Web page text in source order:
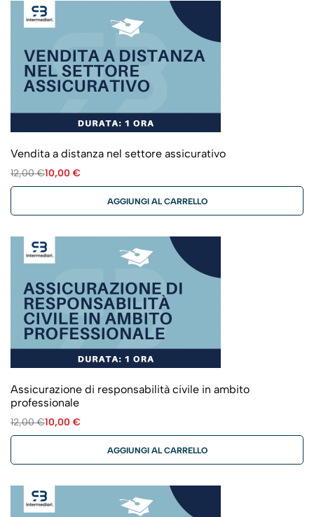
Vendita a distanza nel settore assicurativo
12,00€10,00 €
AGGIUNGI AL CARRELLO
Assicurazione di responsabilità civile in ambito
professionale
12,00€10,00 €
AGGIUNGI AL CARRELLO